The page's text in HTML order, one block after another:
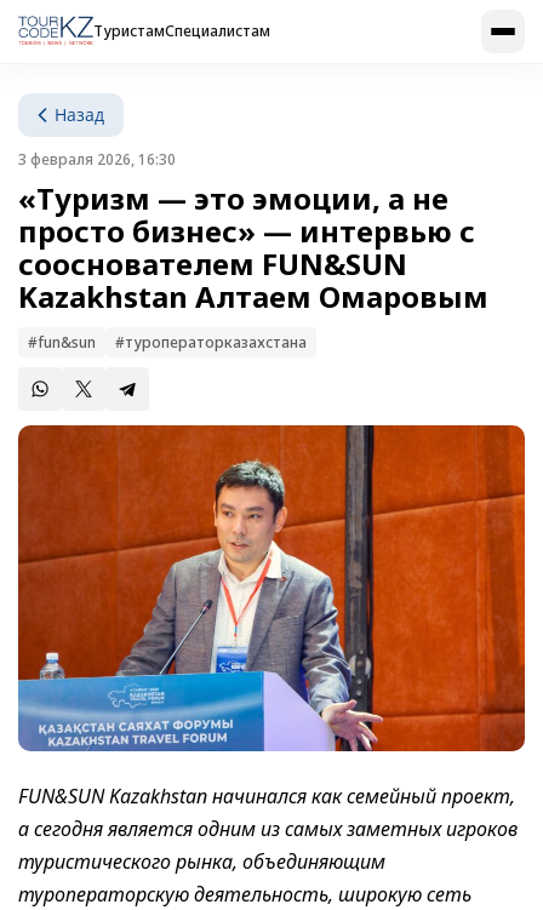
ТуристамСпециалистам
Назад
3 февраля 2026, 16:30
«Туризм — это эмоции, а не
просто бизнес» — интервью с
сооснователем FUN&SUN
Kazakhstan Алтаем Омаровым
#fun&sun #туроператорказахстана
FUN&SUN Kazakhstan начинался как семейный проект,
а сегодня является одним из самых заметных игроков
туристического рынка, объединяющим
туроператорскую деятельность, широкую сеть